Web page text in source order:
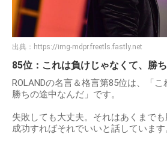
出典： https://img-mdpr.freetls.fastly.net
85位：これは負けじゃなくて、勝
ROLANDの名言＆格言第85位は、「こ
勝ちの途中なんだ」です。
失敗しても大丈夫。それはあくまで
成功すればそれでいいと話しています